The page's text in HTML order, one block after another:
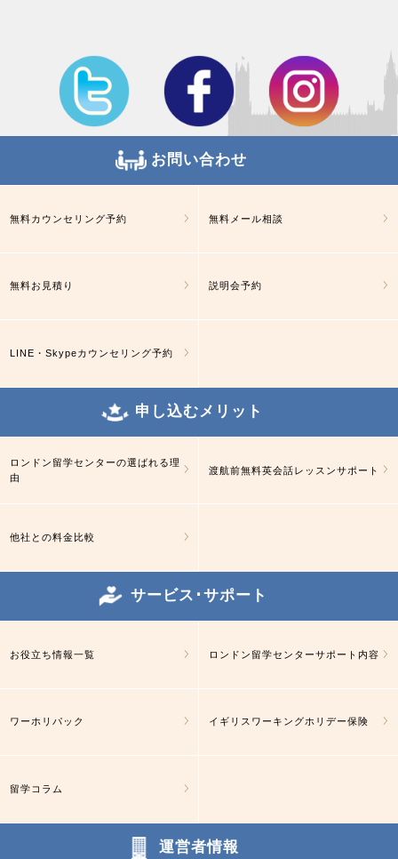
お問い合わせ
無料カウンセリング予約 無料メール相談
無料お見積り 説明会予約
LINE・Skypeカウンセリング予約
申し込むメリット
ロンドン留学センターの選ばれる理
由
渡航前無料英会話レッスンサポート
他社との料金比較
サービス･サポート
お役立ち情報一覧 ロンドン留学センターサポート内容
ワーホリパック イギリスワーキングホリデー保険
留学コラム
運営者情報